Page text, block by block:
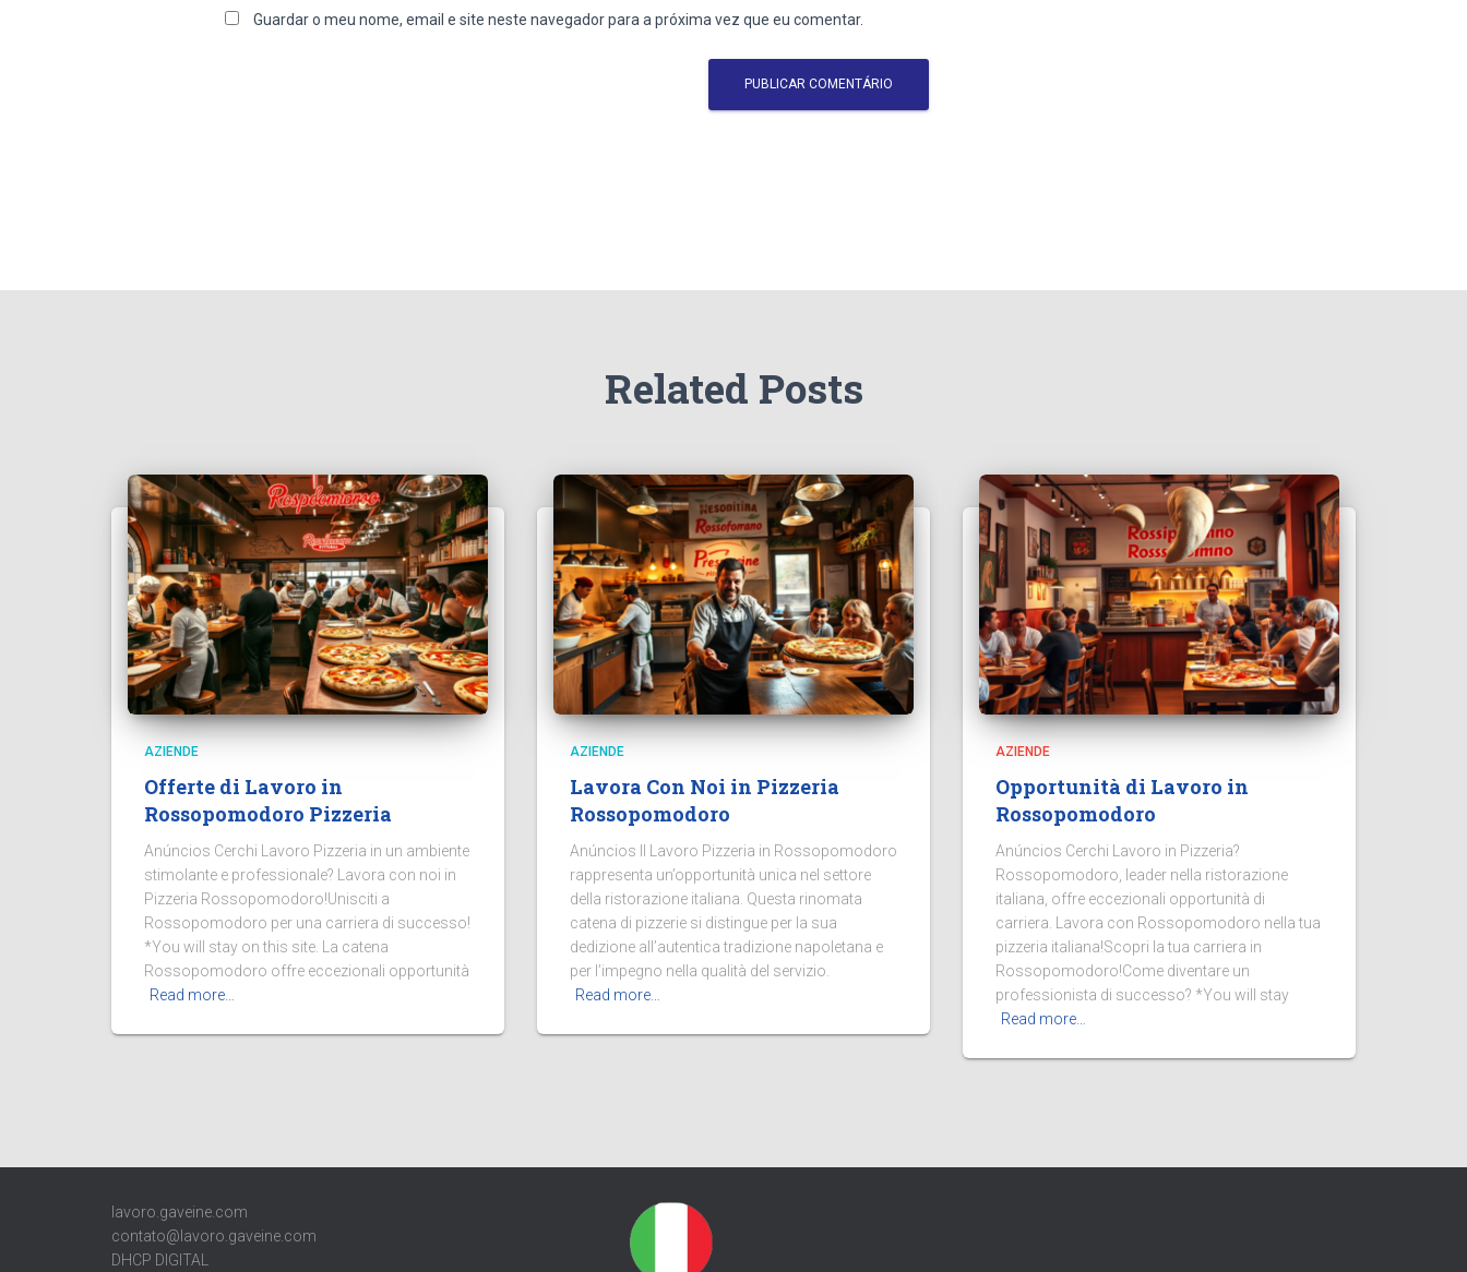
Guardar o meu nome, email e site neste navegador para a próxima vez que eu comentar.
Related Posts
AZIENDE
Offerte di Lavoro in
Rossopomodoro Pizzeria
Anúncios Cerchi Lavoro Pizzeria in un ambiente
stimolante e professionale? Lavora con noi in
Pizzeria Rossopomodoro!Unisciti a
Rossopomodoro per una carriera di successo!
*You will stay on this site. La catena
Rossopomodoro offre eccezionali opportunità
Read more…
AZIENDE
Lavora Con Noi in Pizzeria
Rossopomodoro
Anúncios Il Lavoro Pizzeria in Rossopomodoro
rappresenta un’opportunità unica nel settore
della ristorazione italiana. Questa rinomata
catena di pizzerie si distingue per la sua
dedizione all’autentica tradizione napoletana e
per l’impegno nella qualità del servizio.
Read more…
AZIENDE
Opportunità di Lavoro in
Rossopomodoro
Anúncios Cerchi Lavoro in Pizzeria?
Rossopomodoro, leader nella ristorazione
italiana, offre eccezionali opportunità di
carriera. Lavora con Rossopomodoro nella tua
pizzeria italiana!Scopri la tua carriera in
Rossopomodoro!Come diventare un
professionista di successo? *You will stay
Read more…
lavoro.gaveine.com
contato@lavoro.gaveine.com
DHCP DIGITAL